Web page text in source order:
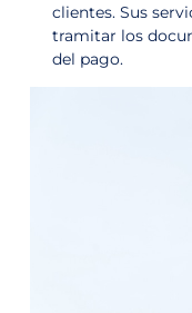
clientes. Sus
tramitar los
del pago.